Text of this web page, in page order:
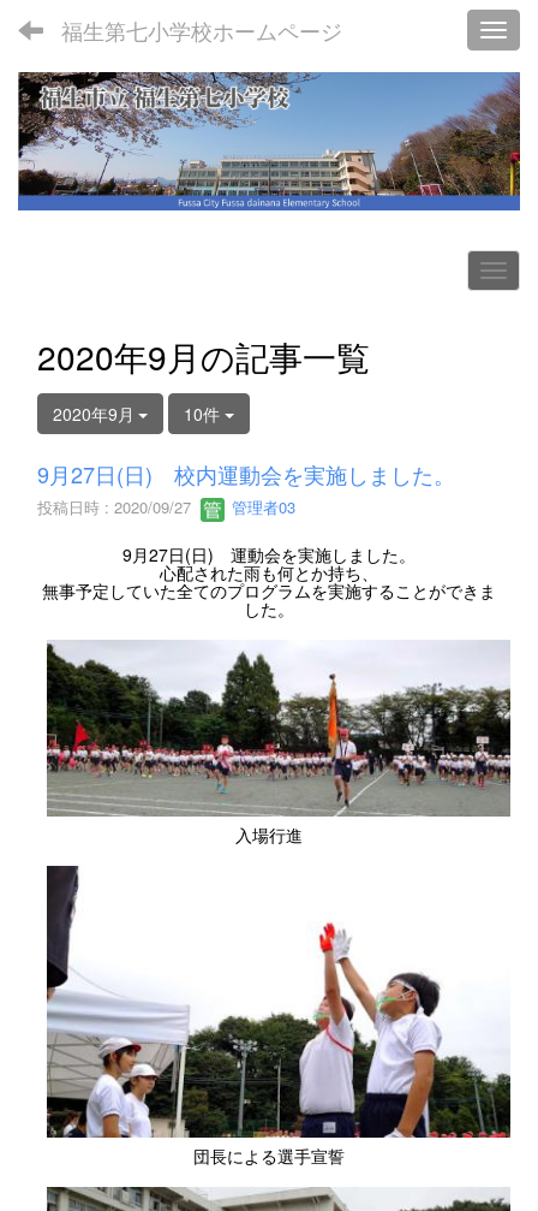
福生第七小学校ホームページ
2020年9月の記事一覧
2020年9月 10件
9月27日(日) 校内運動会を実施しました。
投稿日時 : 2020/09/27 管理者03
9月27日(日) 運動会を実施しました。
心配された雨も何とか持ち、
無事予定していた全てのプログラムを実施することができま
した。
入場行進
団長による選手宣誓